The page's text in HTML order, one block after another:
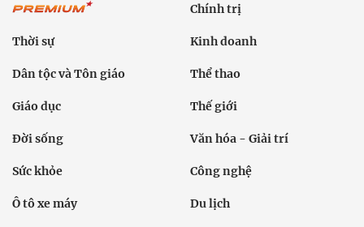
Chính trị
Thời sự Kinh doanh
Dân tộc và Tôn giáo Thể thao
Giáo dục Thế giới
Đời sống Văn hóa - Giải trí
Sức khỏe Công nghệ
Ô tô xe máy Du lịch